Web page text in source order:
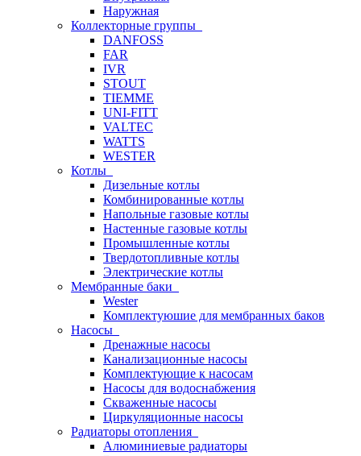
Наружная
Коллекторные группы
DANFOSS
FAR
IVR
STOUT
TIEMME
UNI-FITT
VALTEC
WATTS
WESTER
Котлы
Дизельные котлы
Комбинированные котлы
Напольные газовые котлы
Настенные газовые котлы
Промышленные котлы
Твердотопливные котлы
Электрические котлы
Мембранные баки
Wester
Комплектуюшие для мембранных баков
Насосы
Дренажные насосы
Канализационные насосы
Комплектующие к насосам
Насосы для водоснабжения
Скваженные насосы
Циркуляционные насосы
Радиаторы отопления
Алюминиевые радиаторы